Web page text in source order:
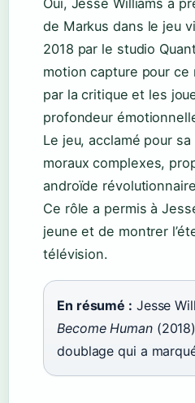
de Markus dans le jeu
2018 par le studio
motion capture pour
par la critique et les
profondeur
Le jeu, acclamé pour
moraux complexes,
androïde
Ce rôle a permis à
jeune et de montrer
télévision.
En résumé : Jesse
Become Human
doublage qui a